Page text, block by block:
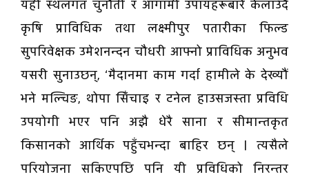
यही स्थलगत चुनौती र आगामी उपायहरूबारे केलाउँदै
कृषि प्राविधिक तथा लक्ष्मीपुर पतारीका फिल्ड
सुपरिवेक्षक उमेशनन्दन चौधरी आफ्नो प्राविधिक अनुभव
यसरी सुनाउछन्, ‘मैदानमा काम गर्दा हामीले के देख्यौं
भने मल्चिङ, थोपा सिँचाइ र टनेल हाउसजस्ता प्रविधि
उपयोगी भएर पनि अझै धेरै साना र सीमान्तकृत
किसानको आर्थिक पहुँचभन्दा बाहिर छन् । त्यसैले
परियोजना सकिएपछि पनि यी प्रविधिको निरन्तर